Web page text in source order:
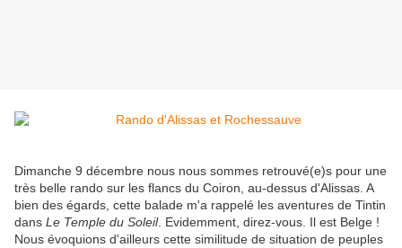
Dimanche 9 décembre nous nous sommes retrouvé(e)s pour une
très belle rando sur les flancs du Coiron, au-dessus d'Alissas. A
bien des égards, cette balade m'a rappelé les aventures de Tintin
dans Le Temple du Soleil. Evidemment, direz-vous. Il est Belge !
Nous évoquions d'ailleurs cette similitude de situation de peuples